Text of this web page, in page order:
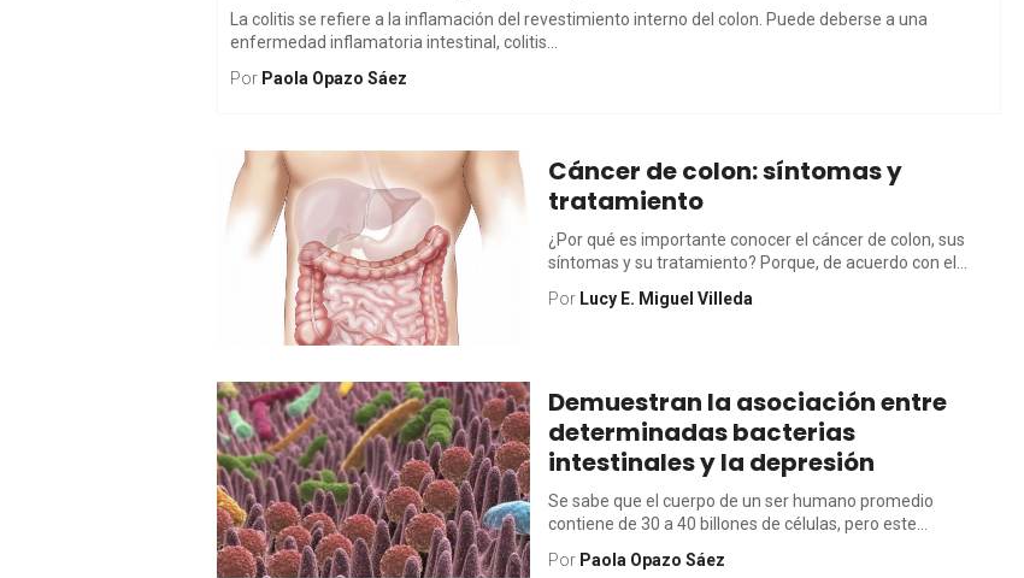
La colitis se refiere a la inflamación del revestimiento interno del colon. Puede deberse a una
enfermedad inflamatoria intestinal, colitis...
Por Paola Opazo Sáez
Cáncer de colon: síntomas y
tratamiento
¿Por qué es importante conocer el cáncer de colon, sus
síntomas y su tratamiento? Porque, de acuerdo con el...
Por Lucy E. Miguel Villeda
Demuestran la asociación entre
determinadas bacterias
intestinales y la depresión
Se sabe que el cuerpo de un ser humano promedio
contiene de 30 a 40 billones de células, pero este...
Por Paola Opazo Sáez